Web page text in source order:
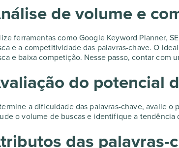
de volume e
ferramentas como Google Keyword Planner,
e a competitividade das palavras-chave. O
e baixa competição. Nesse passo, contar com
do potencial
a dificuldade das palavras-chave, avalie
o volume de buscas e identifique a tendência
das palavras-